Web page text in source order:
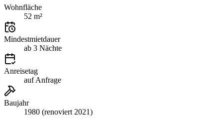
Wohnfläche
52 m²
Mindestmietdauer
ab 3 Nächte
Anreisetag
auf Anfrage
Baujahr
1980 (renoviert 2021)